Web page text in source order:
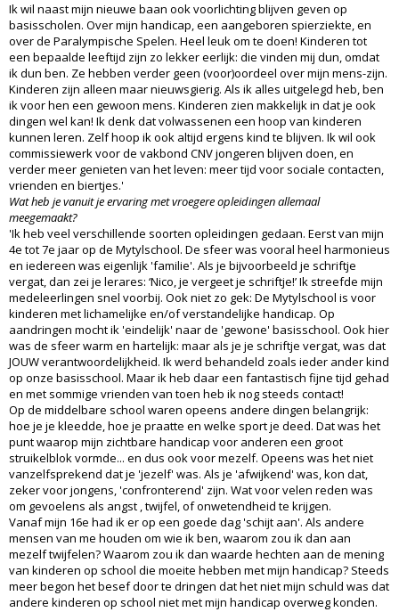
Ik wil naast mijn nieuwe baan ook voorlichting blijven geven op
basisscholen. Over mijn handicap, een aangeboren spierziekte, en
over de Paralympische Spelen. Heel leuk om te doen! Kinderen tot
een bepaalde leeftijd zijn zo lekker eerlijk: die vinden mij dun, omdat
ik dun ben. Ze hebben verder geen (voor)oordeel over mijn mens-zijn.
Kinderen zijn alleen maar nieuwsgierig. Als ik alles uitgelegd heb, ben
ik voor hen een gewoon mens. Kinderen zien makkelijk in dat je ook
dingen wel kan! Ik denk dat volwassenen een hoop van kinderen
kunnen leren. Zelf hoop ik ook altijd ergens kind te blijven. Ik wil ook
commissiewerk voor de vakbond CNV jongeren blijven doen, en
verder meer genieten van het leven: meer tijd voor sociale contacten,
vrienden en biertjes.'
Wat heb je vanuit je ervaring met vroegere opleidingen allemaal
meegemaakt?
'Ik heb veel verschillende soorten opleidingen gedaan. Eerst van mijn
4e tot 7e jaar op de Mytylschool. De sfeer was vooral heel harmonieus
en iedereen was eigenlijk 'familie'. Als je bijvoorbeeld je schriftje
vergat, dan zei je lerares: ‘Nico, je vergeet je schriftje!’ Ik streefde mijn
medeleerlingen snel voorbij. Ook niet zo gek: De Mytylschool is voor
kinderen met lichamelijke en/of verstandelijke handicap. Op
aandringen mocht ik 'eindelijk' naar de 'gewone' basisschool. Ook hier
was de sfeer warm en hartelijk: maar als je je schriftje vergat, was dat
JOUW verantwoordelijkheid. Ik werd behandeld zoals ieder ander kind
op onze basisschool. Maar ik heb daar een fantastisch fijne tijd gehad
en met sommige vrienden van toen heb ik nog steeds contact!
Op de middelbare school waren opeens andere dingen belangrijk:
hoe je je kleedde, hoe je praatte en welke sport je deed. Dat was het
punt waarop mijn zichtbare handicap voor anderen een groot
struikelblok vormde... en dus ook voor mezelf. Opeens was het niet
vanzelfsprekend dat je 'jezelf' was. Als je 'afwijkend' was, kon dat,
zeker voor jongens, 'confronterend' zijn. Wat voor velen reden was
om gevoelens als angst , twijfel, of onwetendheid te krijgen.
Vanaf mijn 16e had ik er op een goede dag 'schijt aan'. Als andere
mensen van me houden om wie ik ben, waarom zou ik dan aan
mezelf twijfelen? Waarom zou ik dan waarde hechten aan de mening
van kinderen op school die moeite hebben met mijn handicap? Steeds
meer begon het besef door te dringen dat het niet mijn schuld was dat
andere kinderen op school niet met mijn handicap overweg konden.